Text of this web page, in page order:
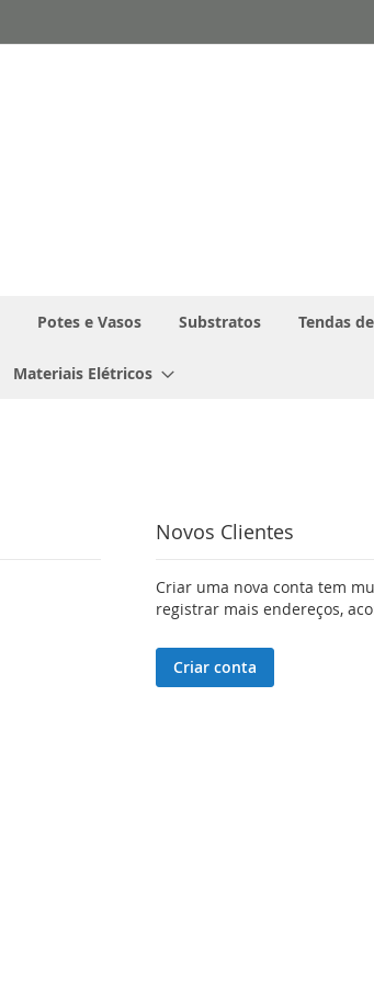
Potes e Vasos Substratos Tendas
Materiais Elétricos
Novos Clientes
Criar uma nova conta tem
registrar mais endereços,
Criar conta